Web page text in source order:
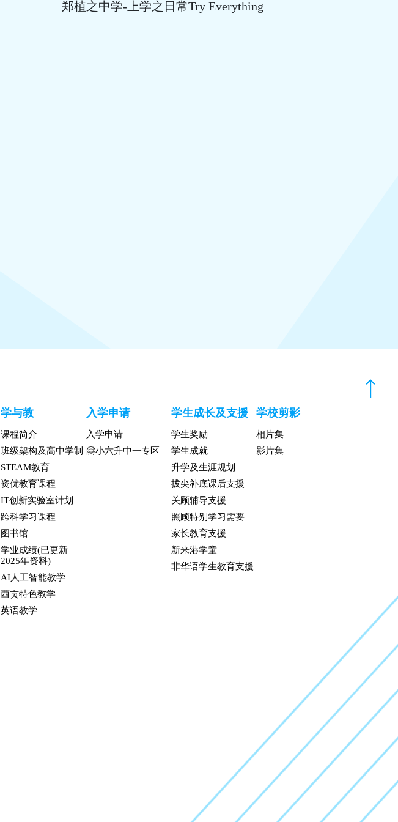
郑植之中学-上学之日常Try Everything
学与教
课程简介
班级架构及高中学制
STEAM教育
资优教育课程
IT创新实验室计划
跨科学习课程
图书馆
学业成绩(已更新
2025年资料)
AI人工智能教学
西贡特色教学
英语教学
入学申请
入学申请
🤗小六升中一专区
学生成长及支援
学生奖励
学生成就
升学及生涯规划
拔尖补底课后支援
关顾辅导支援
照顾特别学习需要
家长教育支援
新来港学童
非华语学生教育支援
学校剪影
相片集
影片集